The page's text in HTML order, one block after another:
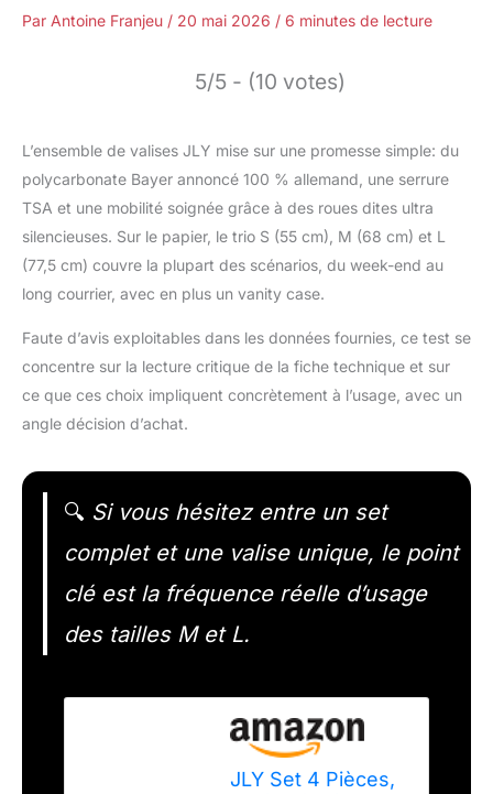
Par Antoine Franjeu / 20 mai 2026 / 6 minutes de lecture
5/5 - (10 votes)
L’ensemble de valises JLY mise sur une promesse simple: du
polycarbonate Bayer annoncé 100 % allemand, une serrure
TSA et une mobilité soignée grâce à des roues dites ultra
silencieuses. Sur le papier, le trio S (55 cm), M (68 cm) et L
(77,5 cm) couvre la plupart des scénarios, du week-end au
long courrier, avec en plus un vanity case.
Faute d’avis exploitables dans les données fournies, ce test se
concentre sur la lecture critique de la fiche technique et sur
ce que ces choix impliquent concrètement à l’usage, avec un
angle décision d’achat.
🔍 Si vous hésitez entre un set
complet et une valise unique, le point
clé est la fréquence réelle d’usage
des tailles M et L.
JLY Set 4 Pièces,